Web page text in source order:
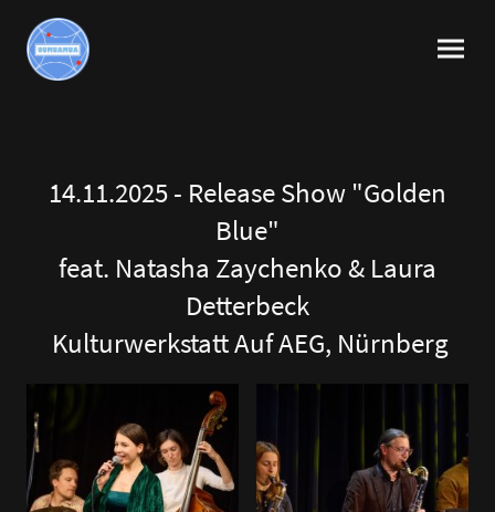
14.11.2025 - Release Show "Golden
Blue"
feat. Natasha Zaychenko & Laura
Detterbeck
Kulturwerkstatt Auf AEG, Nürnberg